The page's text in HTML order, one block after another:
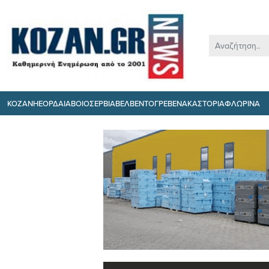
ΚΟΖΑΝΗΕΟΡΔΑΙΑΒΟΙΟΣΕΡΒΙΑΒΕΛΒΕΝΤΟΓΡΕΒΕΝΑΚΑΣΤΟΡΙΑΦΛΩΡΙΝΑ